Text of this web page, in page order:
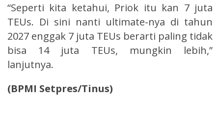
“Seperti kita ketahui, Priok itu kan 7 juta
TEUs. Di sini nanti ultimate-nya di tahun
2027 enggak 7 juta TEUs berarti paling tidak
bisa 14 juta TEUs, mungkin lebih,”
lanjutnya.
(BPMI Setpres/Tinus)